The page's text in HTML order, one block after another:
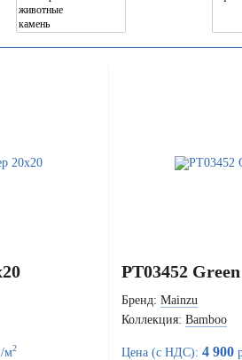
м2
PT03452
Бренд: Mainzu
Коллекция: Bamboo
Цена (с НДС): 4 900